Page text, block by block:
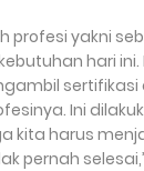
profesi yakni
hari ini.
sertifikasi
Ini
kita harus
pernah